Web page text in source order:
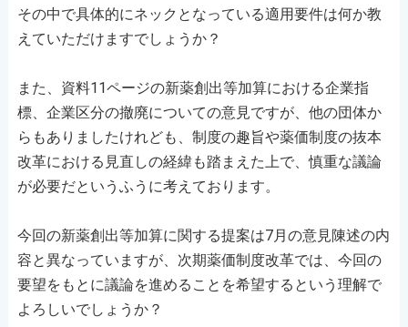
その中で具体的にネックとなっている適用要件は何か教
えていただけますでしょうか？
また、資料11ページの新薬創出等加算における企業指
標、企業区分の撤廃についての意見ですが、他の団体か
らもありましたけれども、制度の趣旨や薬価制度の抜本
改革における見直しの経緯も踏まえた上で、慎重な議論
が必要だというふうに考えております。
今回の新薬創出等加算に関する提案は7月の意見陳述の内
容と異なっていますが、次期薬価制度改革では、今回の
要望をもとに議論を進めることを希望するという理解で
よろしいでしょうか？